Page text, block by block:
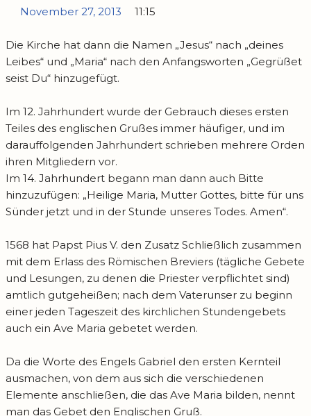
November 27, 2013 11:15
Die Kirche hat dann die Namen „Jesus“ nach „deines
Leibes“ und „Maria“ nach den Anfangsworten „Gegrüßet
seist Du“ hinzugefügt.
Im 12. Jahrhundert wurde der Gebrauch dieses ersten
Teiles des englischen Grußes immer häufiger, und im
darauffolgenden Jahrhundert schrieben mehrere Orden
ihren Mitgliedern vor.
Im 14. Jahrhundert begann man dann auch Bitte
hinzuzufügen: „Heilige Maria, Mutter Gottes, bitte für uns
Sünder jetzt und in der Stunde unseres Todes. Amen“.
1568 hat Papst Pius V. den Zusatz Schließlich zusammen
mit dem Erlass des Römischen Breviers (tägliche Gebete
und Lesungen, zu denen die Priester verpflichtet sind)
amtlich gutgeheißen; nach dem Vaterunser zu beginn
einer jeden Tageszeit des kirchlichen Stundengebets
auch ein Ave Maria gebetet werden.
Da die Worte des Engels Gabriel den ersten Kernteil
ausmachen, von dem aus sich die verschiedenen
Elemente anschließen, die das Ave Maria bilden, nennt
man das Gebet den Englischen Gruß.